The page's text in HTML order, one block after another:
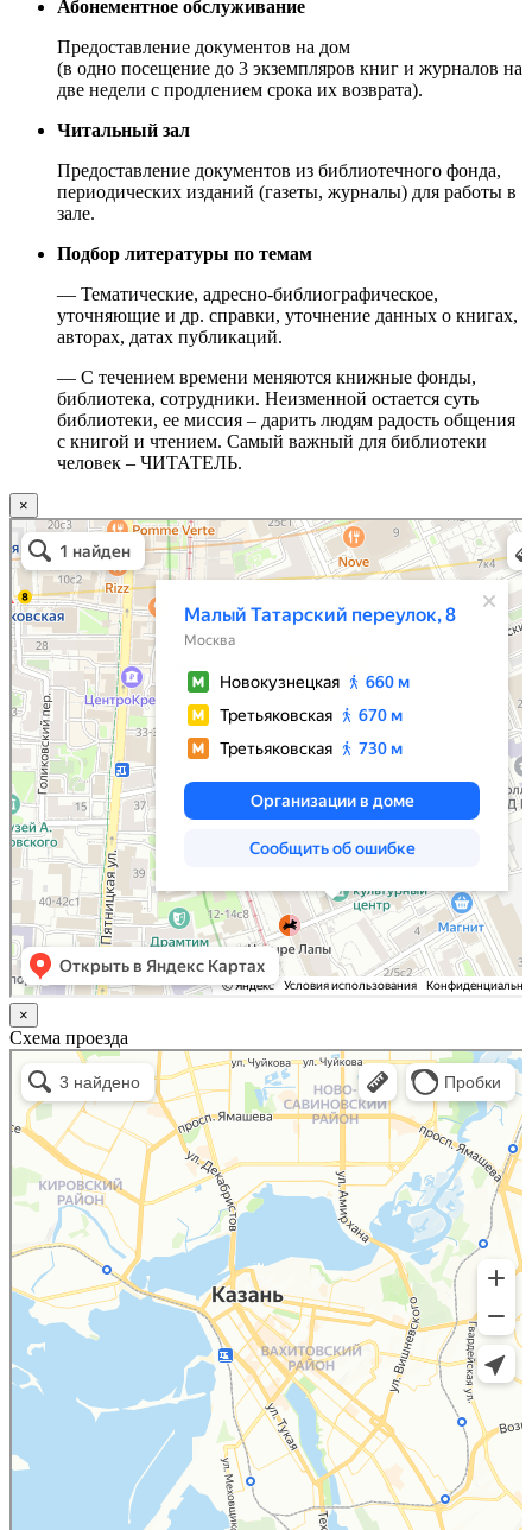
Абонементное обслуживание
Предоставление документов на дом
(в одно посещение до 3 экземпляров книг и журналов на
две недели с продлением срока их возврата).
Читальный зал
Предоставление документов из библиотечного фонда,
периодических изданий (газеты, журналы) для работы в
зале.
Подбор литературы по темам
— Тематические, адресно-библиографическое,
уточняющие и др. справки, уточнение данных о книгах,
авторах, датах публикаций.
— С течением времени меняются книжные фонды,
библиотека, сотрудники. Неизменной остается суть
библиотеки, ее миссия – дарить людям радость общения
с книгой и чтением. Самый важный для библиотеки
человек – ЧИТАТЕЛЬ.
×
Москва
Малый Татарский переулок, 8 на карте Москвы, ближайшее метро Новокузнецкая —
Яндекс.Карты
×
Схема проезда
Казань
Малый Татарский переулок, 8 на карте Москвы, ближайшее метро Новокузнецкая —
Яндекс.Карты